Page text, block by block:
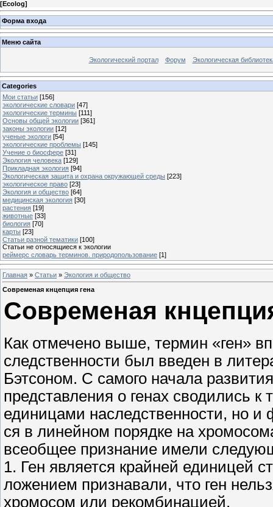
[Ecolog]
Форма входа
Меню сайта
Экологический портал Форум Экологическая
Categories
Мои статьи [156]
экологические словари [47]
экологические термины [111]
Основы общей экологии [361]
законы экологии [12]
ученые экологи [54]
экологические проблемы [145]
Учение о биосфере [31]
Экология человека [129]
Прикладная экология [94]
Экологическая защита и охрана окружающей среды [223]
экологическое право [23]
Экология и общество [64]
медицинская экология [30]
растения [19]
животные [33]
биология [70]
карты [23]
Статьи разной тематики [100]
Статьи не относящиеся к экологии
реймерс словарь терминов. природопользование [1]
Главная » Статьи » Экология и общество
Современая кнцепция гена
Современая
Как отмечено выше, термин «ген»
следственности был введен в
Бэтсоном. С самого начала
представления о генах сводились к
единицами наследственности, но
ся в линейном порядке на
всеобщее признание имели
1. Ген является крайней единицей
ложением признавали, что ген
хромосом или рекомбинацией.